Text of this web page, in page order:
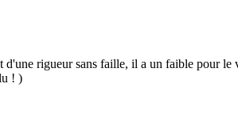
rigueur sans faille, il a un faible pour
! )